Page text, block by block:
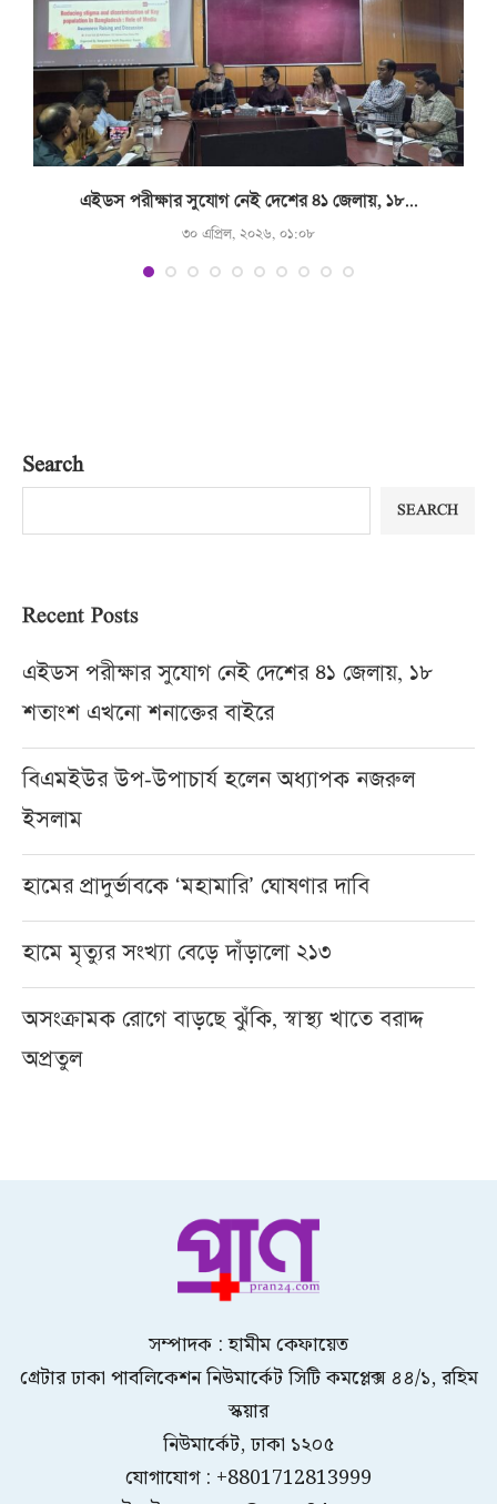
এইডস পরীক্ষার সুযোগ নেই দেশের ৪১ জেলায়, ১৮...
৩০ এপ্রিল, ২০২৬, ০১:০৮
Search
SEARCH
Recent Posts
এইডস পরীক্ষার সুযোগ নেই দেশের ৪১ জেলায়, ১৮
শতাংশ এখনো শনাক্তের বাইরে
বিএমইউর উপ-উপাচার্য হলেন অধ্যাপক নজরুল
ইসলাম
হামের প্রাদুর্ভাবকে ‘মহামারি’ ঘোষণার দাবি
হামে মৃত্যুর সংখ্যা বেড়ে দাঁড়ালো ২১৩
অসংক্রামক রোগে বাড়ছে ঝুঁকি, স্বাস্থ্য খাতে বরাদ্দ
অপ্রতুল
সম্পাদক : হামীম কেফায়েত
গ্রেটার ঢাকা পাবলিকেশন নিউমার্কেট সিটি কমপ্লেক্স ৪৪/১, রহিম
স্কয়ার
নিউমার্কেট, ঢাকা ১২০৫
যোগাযোগ : +8801712813999